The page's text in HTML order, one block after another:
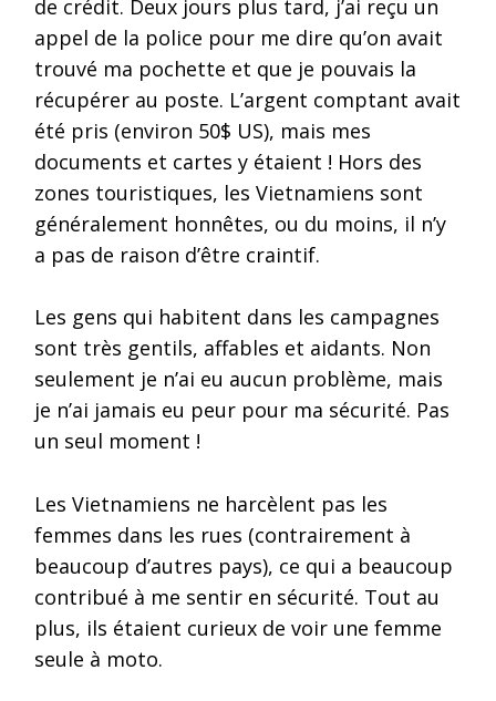
de crédit. Deux jours plus tard, j’ai reçu un
appel de la police pour me dire qu’on avait
trouvé ma pochette et que je pouvais la
récupérer au poste. L’argent comptant avait
été pris (environ 50$ US), mais mes
documents et cartes y étaient ! Hors des
zones touristiques, les Vietnamiens sont
généralement honnêtes, ou du moins, il n’y
a pas de raison d’être craintif.
Les gens qui habitent dans les campagnes
sont très gentils, affables et aidants. Non
seulement je n’ai eu aucun problème, mais
je n’ai jamais eu peur pour ma sécurité. Pas
un seul moment !
Les Vietnamiens ne harcèlent pas les
femmes dans les rues (contrairement à
beaucoup d’autres pays), ce qui a beaucoup
contribué à me sentir en sécurité. Tout au
plus, ils étaient curieux de voir une femme
seule à moto.